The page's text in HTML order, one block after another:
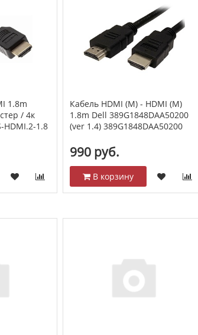
1.8m
/ 4к
HDMI.2-1.8
Кабель HDMI (M) - HDMI (M)
1.8m Dell 389G1848DAA50200
(ver 1.4) 389G1848DAA50200
990 руб.
В корзину